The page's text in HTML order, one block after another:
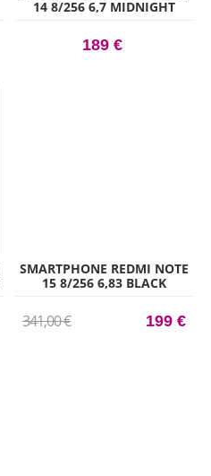
14 8/256 6,7 MIDNIGHT
189 €
SMARTPHONE REDMI NOTE
15 8/256 6,83 BLACK
341,00 € 199 €